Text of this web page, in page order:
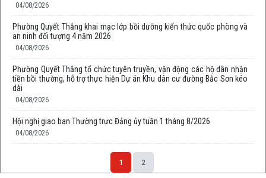
04/08/2026
Phường Quyết Thắng khai mạc lớp bồi dưỡng kiến thức quốc phòng và
an ninh đối tượng 4 năm 2026
04/08/2026
Phường Quyết Thắng tổ chức tuyên truyền, vận động các hộ dân nhận
tiền bồi thường, hỗ trợ thực hiện Dự án Khu dân cư đường Bắc Sơn kéo
dài
04/08/2026
Hội nghị giao ban Thường trực Đảng ủy tuần 1 tháng 8/2026
04/08/2026
1 2